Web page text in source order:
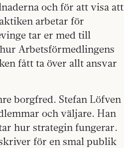
och för att visa att
arbetar för
tar er med till
Arbetsförmedlingens
fått ta över allt ansvar
borgfred. Stefan Löfven
och väljare. Han
hur strategin fungerar.
för en smal publik